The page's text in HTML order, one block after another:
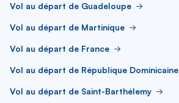
Vol au départ de Guadeloupe
Vol au départ de Martinique
Vol au départ de France
Vol au départ de République Dominicaine
Vol au départ de Saint-Barthélemy